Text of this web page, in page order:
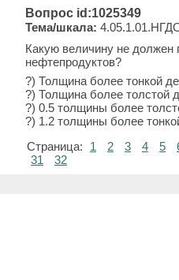
Вопрос id:1025349
Тема/шкала:
Какую величину не должен
нефтепродуктов?
?) Толщина более тонкой
?) Толщина более толстой
?) 0.5 толщины более
?) 1.2 толщины более
Страница:
1 2 3 4 5
31
32